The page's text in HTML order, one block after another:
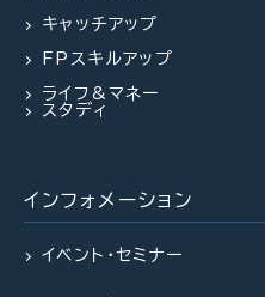
キャッチアップ
FPスキルアップ
ライフ&マネー
スタディ
インフォメーション
イベント・セミナー